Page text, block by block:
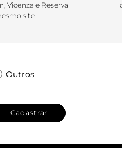
Vicenza e Reserva
site
Outros
Cadastrar